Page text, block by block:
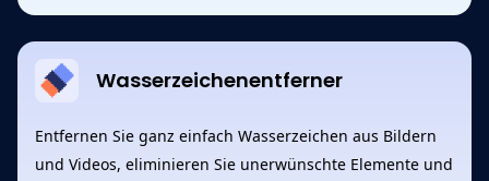
Wasserzeichenentferner
Entfernen Sie ganz einfach Wasserzeichen aus Bildern
und Videos, eliminieren Sie unerwünschte Elemente und